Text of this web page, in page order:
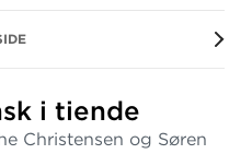
i tiende
Christensen og Søren